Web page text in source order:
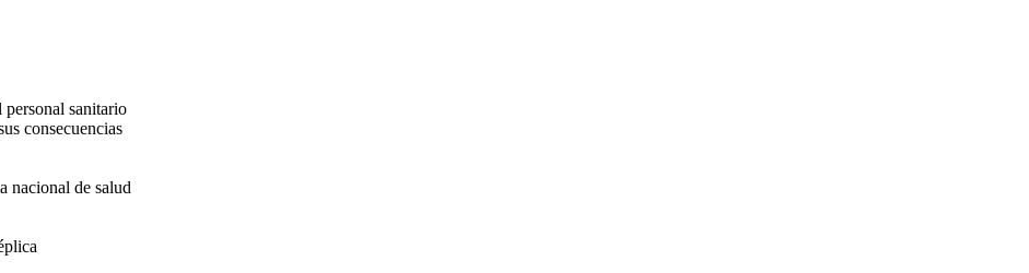
sanitario
consecuencias
nacional de salud